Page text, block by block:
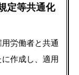
定等共通化
労働者と共通
作成し、適用